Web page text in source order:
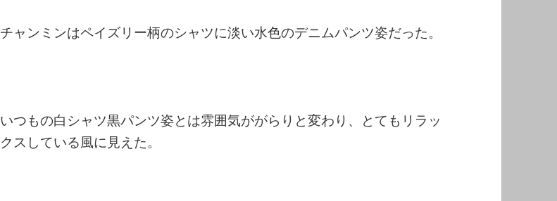
チャンミンはペイズリー柄のシャツに淡い水色のデニムパンツ姿だった。
いつもの白シャツ黒パンツ姿とは雰囲気ががらりと変わり、とてもリラッ
クスしている風に見えた。